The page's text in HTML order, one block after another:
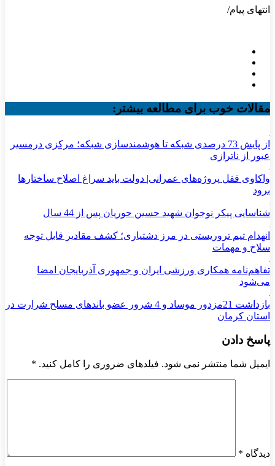
انتهای پیام/
مقالات خوب برای مطالعه بیشتر:
از پایش 73 درصدی شبکه تا هوشمندسازی شبکه؛ مرکزی درمسیر
عبور از ناترازی
واکاوی قفل پروژه‌های عمرانی| دولت باید سراغ اصلاح ساختارها
برود
شناسایی پیکر نوجوان شهید حسین حوریان پس از 44 سال
انهدام تیم تروریستی در مرز دشتیاری؛ کشف مقادیر قابل توجه
سلاح و مهمات
تفاهم‌نامه همکاری ورزشی ایران و جمهوری آذربایجان امضا
می‌شود
بازداشت 21مزدور موساد و 4 شرور عضو باندهای مسلح شرارت در
استان کرمان
پاسخ دادن
ایمیل شما منتشر نمی شود. فیلدهای ضروری را کامل کنید. *
دیدگاه *